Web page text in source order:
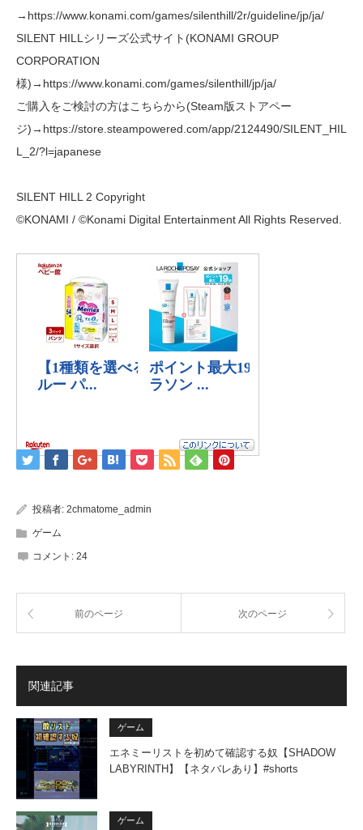
→https://www.konami.com/games/silenthill/2r/guideline/jp/ja/
SILENT HILLシリーズ公式サイト(KONAMI GROUP
CORPORATION
様)→https://www.konami.com/games/silenthill/jp/ja/
ご購入をご検討の方はこちらから(Steam版ストアペー
ジ)→https://store.steampowered.com/app/2124490/SILENT_HIL
L_2/?l=japanese
SILENT HILL 2 Copyright
©KONAMI / ©Konami Digital Entertainment All Rights Reserved.
投稿者: 2chmatome_admin
ゲーム
コメント: 24
前のページ 次のページ
関連記事
ゲーム
エネミーリストを初めて確認する奴【SHADOW
LABYRINTH】【ネタバレあり】#shorts
ゲーム